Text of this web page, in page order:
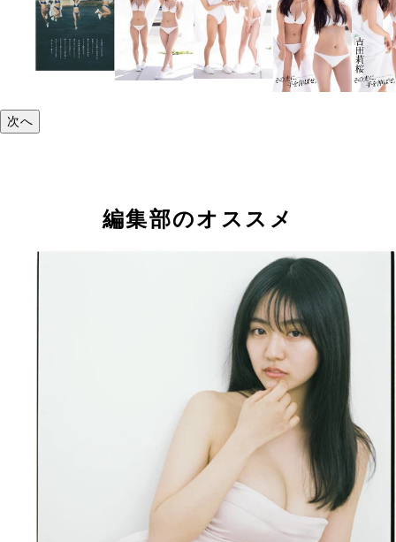
次へ
編集部のオススメ